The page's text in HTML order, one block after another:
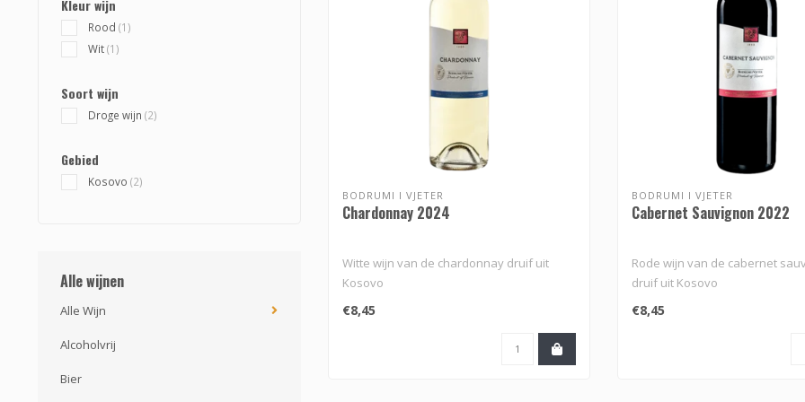
Kleur wijn
Rood (1)
Wit(1)
Soort wijn
Droge wijn (2)
Gebied
Kosovo (2)
Alle wijnen
Alle Wijn
Alcoholvrij
Bier
BODRUMI I VJETER
Chardonnay 2024
Witte wijn van de chardonnay druif uit
Kosovo
€8,45
BODRUMI I VJETER
Cabernet Sauvignon 2022
Rode wijn van de cabernet
druif uit Kosovo
€8,45